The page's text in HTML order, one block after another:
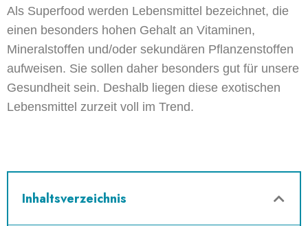
Als Superfood werden Lebensmittel bezeichnet, die
einen besonders hohen Gehalt an Vitaminen,
Mineralstoffen und/oder sekundären Pflanzenstoffen
aufweisen. Sie sollen daher besonders gut für unsere
Gesundheit sein. Deshalb liegen diese exotischen
Lebensmittel zurzeit voll im Trend.
Inhaltsverzeichnis